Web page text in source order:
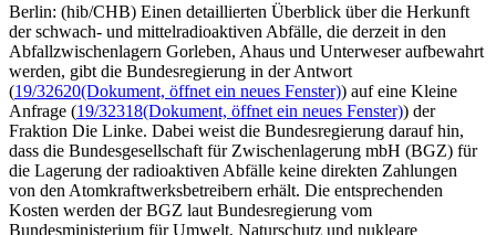
Berlin: (hib/CHB) Einen detaillierten Überblick über die Herkunft
der schwach- und mittelradioaktiven Abfälle, die derzeit in den
Abfallzwischenlagern Gorleben, Ahaus und Unterweser aufbewahrt
werden, gibt die Bundesregierung in der Antwort
(19/32620(Dokument, öffnet ein neues Fenster)) auf eine Kleine
Anfrage (19/32318(Dokument, öffnet ein neues Fenster)) der
Fraktion Die Linke. Dabei weist die Bundesregierung darauf hin,
dass die Bundesgesellschaft für Zwischenlagerung mbH (BGZ) für
die Lagerung der radioaktiven Abfälle keine direkten Zahlungen
von den Atomkraftwerksbetreibern erhält. Die entsprechenden
Kosten werden der BGZ laut Bundesregierung vom
Bundesministerium für Umwelt, Naturschutz und nukleare